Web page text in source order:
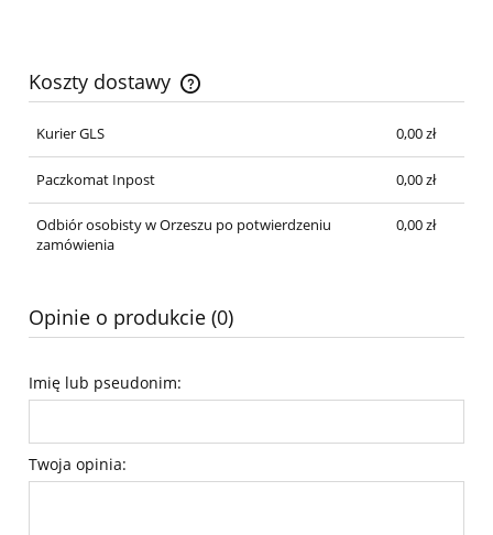
Koszty dostawy
Cena nie zawiera ewentualnych kosztów płatności
Kurier GLS
0,00 zł
Paczkomat Inpost 0,00 zł
Odbiór osobisty w Orzeszu po potwierdzeniu
zamówienia
0,00 zł
Opinie o produkcie (0)
Imię lub pseudonim:
Twoja opinia: